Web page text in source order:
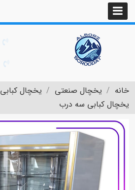
خانه یخچال صنعتی
یخچال کبابی
یخچال کبابی سه درب